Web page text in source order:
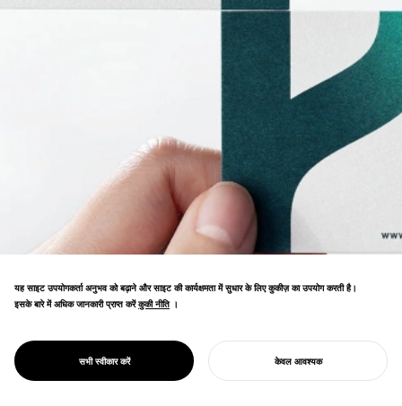
PROJECT
संबंध
सह-निर्माण किया, जो सेवा मूल्य की गहरी संचार को सक्षम
यह साइट उपयोगकर्ता अनुभव को बढ़ाने और साइट की कार्यक्षमता में सुधार के लिए कुकीज़ का उपयोग करती है।
इसके बारे में अधिक जानकारी प्राप्त करें कुकी नीति
कुकी नीति ।
सभी स्वीकार करें केवल आवश्यक